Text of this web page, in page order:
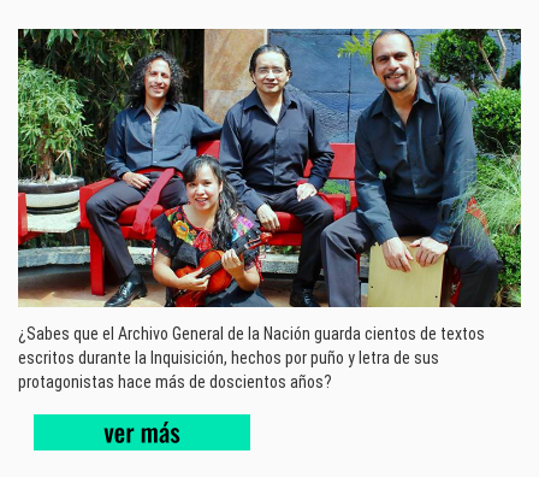
¿Sabes que el Archivo General de la Nación guarda cientos de textos
escritos durante la Inquisición, hechos por puño y letra de sus
protagonistas hace más de doscientos años?